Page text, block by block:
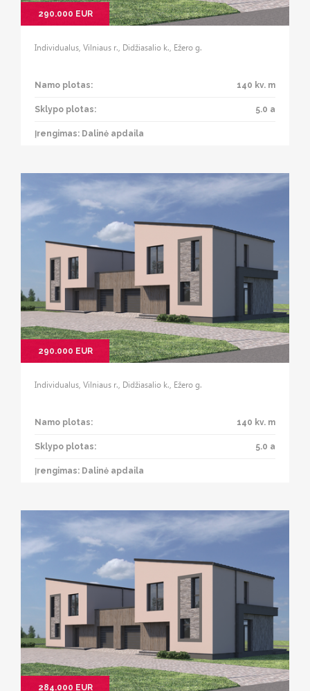
290.000 EUR
Individualus, Vilniaus r., Didžiasalio k., Ežero g.
Namo plotas: 140 kv. m
Sklypo plotas: 5.0 a
Įrengimas: Dalinė apdaila
290.000 EUR
Individualus, Vilniaus r., Didžiasalio k., Ežero g.
Namo plotas: 140 kv. m
Sklypo plotas: 5.0 a
Įrengimas: Dalinė apdaila
284.000 EUR